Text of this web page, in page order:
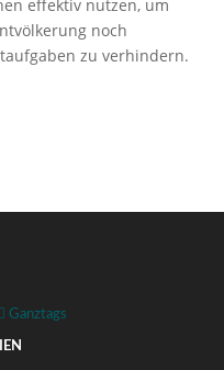
effektiv nutzen, um
noch
zu verhindern.
Ganztags